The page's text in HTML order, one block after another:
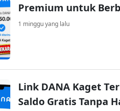
Premium untuk
1 minggu yang lalu
Link DANA Kaget
Saldo Gratis Tanpa